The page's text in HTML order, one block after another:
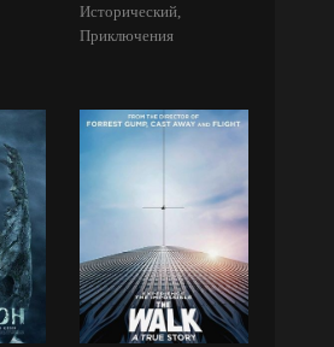
Исторический,
Приключения